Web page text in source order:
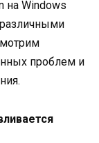
на Windows
различными
проблем и